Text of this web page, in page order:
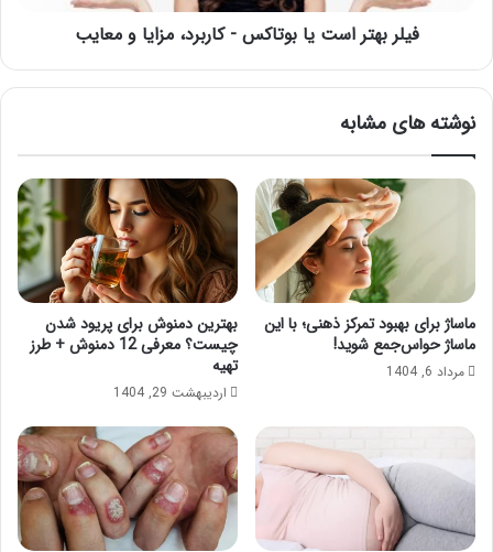
فیلر بهتر است یا بوتاکس - کاربرد، مزایا و معایب
نوشته های مشابه
ماساژ برای بهبود تمرکز ذهنی؛ با این
ماساژ حواس‌جمع شوید!
مرداد 6, 1404
بهترین دمنوش برای پریود شدن
چیست؟ معرفی 12 دمنوش + طرز
تهیه
اردیبهشت 29, 1404